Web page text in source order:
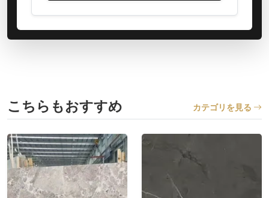
こちらもおすすめ カテゴリを見る